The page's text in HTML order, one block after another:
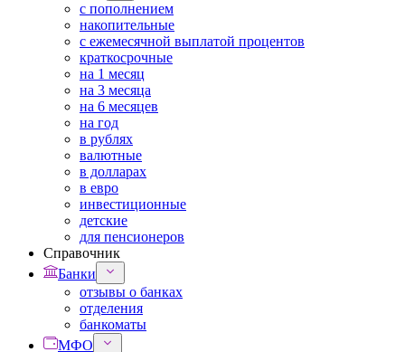
с пополнением
накопительные
с ежемесячной выплатой процентов
краткосрочные
на 1 месяц
на 3 месяца
на 6 месяцев
на год
в рублях
валютные
в долларах
в евро
инвестиционные
детские
для пенсионеров
Справочник
Банки
отзывы о банках
отделения
банкоматы
МФО